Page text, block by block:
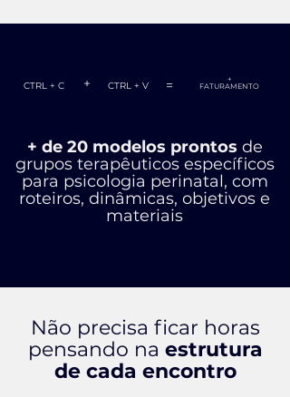
CTRL + C + CTRL + V =
+
FATURAMENTO
+ de 20 modelos prontos de
grupos terapêuticos específicos
para psicologia perinatal, com
roteiros, dinâmicas, objetivos e
materiais
Não precisa ficar horas
pensando na estrutura
de cada encontro